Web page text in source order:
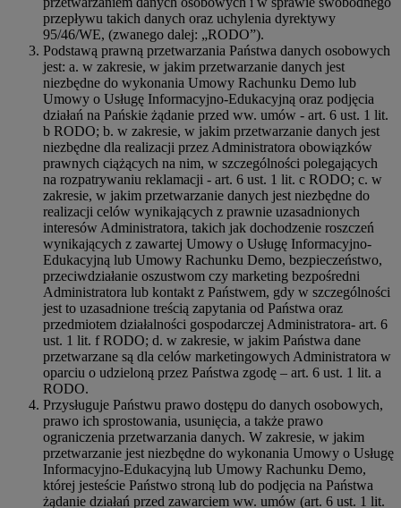
przepływu takich danych oraz uchylenia dyrektywy
95/46/WE, (zwanego dalej: „RODO”).
Podstawą prawną przetwarzania Państwa danych osobowych
jest: a. w zakresie, w jakim przetwarzanie danych jest
niezbędne do wykonania Umowy Rachunku Demo lub
Umowy o Usługę Informacyjno-Edukacyjną oraz podjęcia
działań na Pańskie żądanie przed ww. umów - art. 6 ust. 1 lit.
b RODO; b. w zakresie, w jakim przetwarzanie danych jest
niezbędne dla realizacji przez Administratora obowiązków
prawnych ciążących na nim, w szczególności polegających
na rozpatrywaniu reklamacji - art. 6 ust. 1 lit. c RODO; c. w
zakresie, w jakim przetwarzanie danych jest niezbędne do
realizacji celów wynikających z prawnie uzasadnionych
interesów Administratora, takich jak dochodzenie roszczeń
wynikających z zawartej Umowy o Usługę Informacyjno-
Edukacyjną lub Umowy Rachunku Demo, bezpieczeństwo,
przeciwdziałanie oszustwom czy marketing bezpośredni
Administratora lub kontakt z Państwem, gdy w szczególności
jest to uzasadnione treścią zapytania od Państwa oraz
przedmiotem działalności gospodarczej Administratora- art. 6
ust. 1 lit. f RODO; d. w zakresie, w jakim Państwa dane
przetwarzane są dla celów marketingowych Administratora w
oparciu o udzieloną przez Państwa zgodę – art. 6 ust. 1 lit. a
RODO.
Przysługuje Państwu prawo dostępu do danych osobowych,
prawo ich sprostowania, usunięcia, a także prawo
ograniczenia przetwarzania danych. W zakresie, w jakim
przetwarzanie jest niezbędne do wykonania Umowy o Usługę
Informacyjno-Edukacyjną lub Umowy Rachunku Demo,
której jesteście Państwo stroną lub do podjęcia na Państwa
żądanie działań przed zawarciem ww. umów (art. 6 ust. 1 lit.